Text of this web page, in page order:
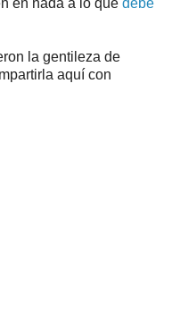
la gentileza de
aquí con